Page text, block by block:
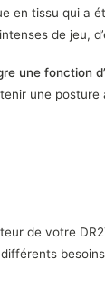
en tissu qui a
de jeu,
une fonction
une
de votre